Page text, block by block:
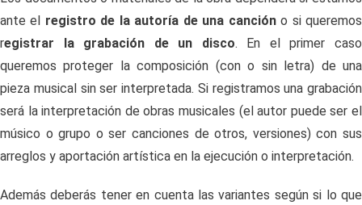
ante el registro de la autoría de una cancióno si queremos
registrar la grabación de un disco. En el primer caso
queremos proteger la composición (con o sin letra) de una
pieza musical sin ser interpretada. Si registramos una grabación
será la interpretación de obras musicales (el autor puede ser el
músico o grupo o ser canciones de otros, versiones) con sus
arreglos y aportación artística en la ejecución o interpretación.
Además deberás tener en cuenta las variantes según si lo que